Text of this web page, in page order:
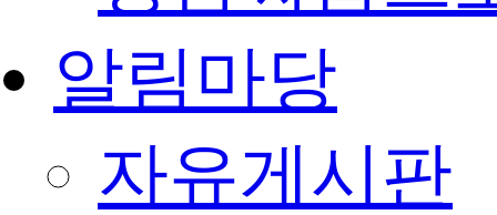
알림마당
자유게시판